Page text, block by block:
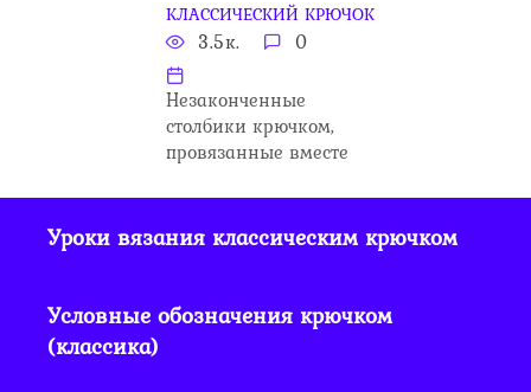
КЛАССИЧЕСКИЙ КРЮЧОК
3.5к. 0
Незаконченные
столбики крючком,
провязанные вместе
Уроки вязания классическим крючком
Условные обозначения крючком
(классика)